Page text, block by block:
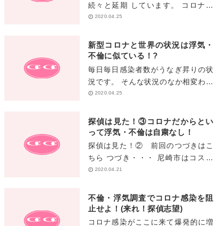
続々と延期 しています。 コロナ菌
の野郎～（#^ω^） その中でも「派
[…]
2020.04.25
新型コロナと世界の状況は浮気・
不倫に似ている！?
毎日毎日感染者数がうなぎ昇りの状
況です。 そんな状況のなか相変わら
ず浮気・不倫に 精を出す方々
況のようです。。 &nb[…]
2020.04.25
探偵は見た！③コロナだからとい
って浮気・不倫は自粛なし！
探偵は見た！② 前回のつづきはこ
ちら つづき・・・ 尼崎市はコスト
コへ到着した夫と不倫相手は仲良く
いました。[…]
2020.04.21
不倫・浮気調査でコロナ感染を阻
止せよ！(来れ！探偵志望)
コロナ感染がここに来て爆発的に増